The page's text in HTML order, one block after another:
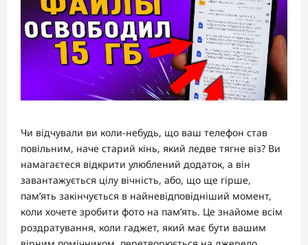
Чи відчували ви коли-небудь, що ваш телефон став
повільним, наче старий кінь, який ледве тягне віз? Ви
намагаєтеся відкрити улюблений додаток, а він
завантажується цілу вічність, або, що ще гірше,
пам’ять закінчується в найневідповідніший момент,
коли хочете зробити фото на пам’ять. Це знайоме всім
роздратування, коли гаджет, який має бути вашим